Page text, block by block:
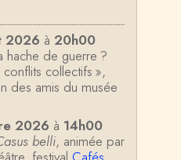
2026 à 20h00
hache de guerre ?
collectifs »,
des amis du musée
2026 à 14h00
belli, animée par